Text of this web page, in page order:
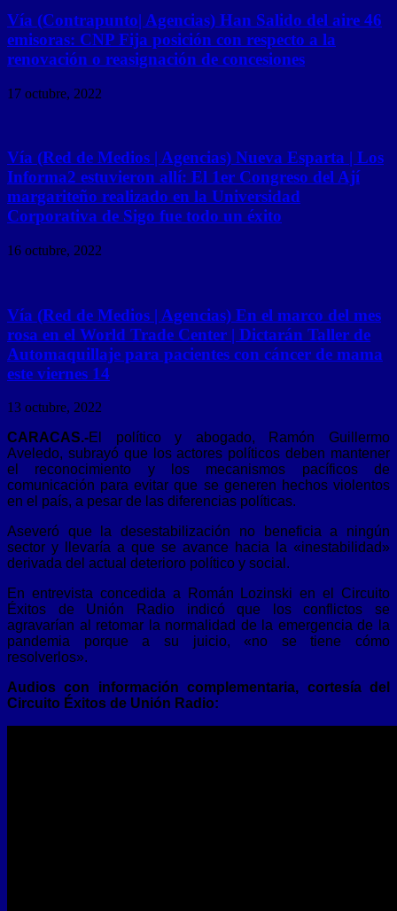
Vía (Contrapunto| Agencias) Han Salido del aire 46
emisoras: CNP Fija posición con respecto a la
renovación o reasignación de concesiones
17 octubre, 2022
Vía (Red de Medios | Agencias) Nueva Esparta | Los
Informa2 estuvieron allí: El 1er Congreso del Ají
margariteño realizado en la Universidad
Corporativa de Sigo fue todo un éxito
16 octubre, 2022
Vía (Red de Medios | Agencias) En el marco del mes
rosa en el World Trade Center | Dictarán Taller de
Automaquillaje para pacientes con cáncer de mama
este viernes 14
13 octubre, 2022
CARACAS.-El político y abogado, Ramón Guillermo
Aveledo, subrayó que los actores políticos deben mantener
el reconocimiento y los mecanismos pacíficos de
comunicación para evitar que se generen hechos violentos
en el país, a pesar de las diferencias políticas.
Aseveró que la desestabilización no beneficia a ningún
sector y llevaría a que se avance hacia la «inestabilidad»
derivada del actual deterioro político y social.
En entrevista concedida a Román Lozinski en el Circuito
Éxitos de Unión Radio indicó que los conflictos se
agravarían al retomar la normalidad de la emergencia de la
pandemia porque a su juicio, «no se tiene cómo
resolverlos».
Audios con información complementaria, cortesía del
Circuito Éxitos de Unión Radio: